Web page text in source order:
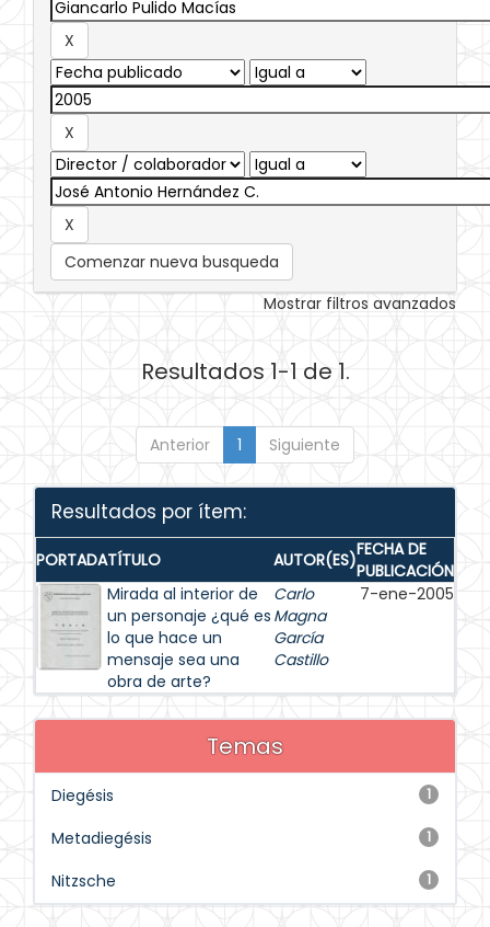
Comenzar nueva busqueda
Mostrar filtros avanzados
Resultados 1-1 de 1.
Anterior 1 Siguiente
Resultados por ítem:
PORTADATÍTULO AUTOR(ES)FECHA DE
PUBLICACIÓN
Mirada al interior de
un personaje ¿qué es
lo que hace un
mensaje sea una
obra de arte?
Carlo
Magna
García
Castillo
7-ene-2005
Temas
1
Diegésis
1
Metadiegésis
1
Nitzsche